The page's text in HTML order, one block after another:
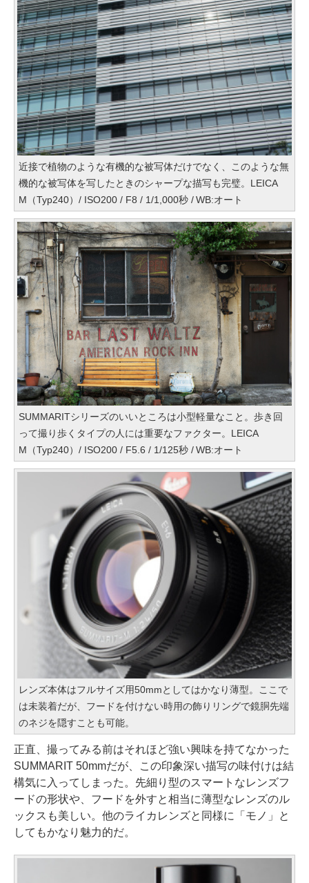
近接で植物のような有機的な被写体だけでなく、このような無
機的な被写体を写したときのシャープな描写も完璧。LEICA
M（Typ240）/ ISO200 / F8 / 1/1,000秒 / WB:オート
SUMMARITシリーズのいいところは小型軽量なこと。歩き回
って撮り歩くタイプの人には重要なファクター。LEICA
M（Typ240）/ ISO200 / F5.6 / 1/125秒 / WB:オート
レンズ本体はフルサイズ用50mmとしてはかなり薄型。ここで
は未装着だが、フードを付けない時用の飾りリングで鏡胴先端
のネジを隠すことも可能。
正直、撮ってみる前はそれほど強い興味を持てなかった
SUMMARIT 50mmだが、この印象深い描写の味付けは結
構気に入ってしまった。先細り型のスマートなレンズフ
ードの形状や、フードを外すと相当に薄型なレンズのル
ックスも美しい。他のライカレンズと同様に「モノ」と
してもかなり魅力的だ。